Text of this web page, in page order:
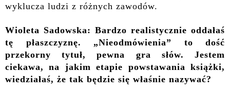
wyklucza ludzi z różnych zawodów.
Wioleta Sadowska: Bardzo realistycznie oddałaś
tę płaszczyznę. „Nieodmówienia” to dość
przekorny tytuł, pewna gra słów. Jestem
ciekawa, na jakim etapie powstawania książki,
wiedziałaś, że tak będzie się właśnie nazywać?